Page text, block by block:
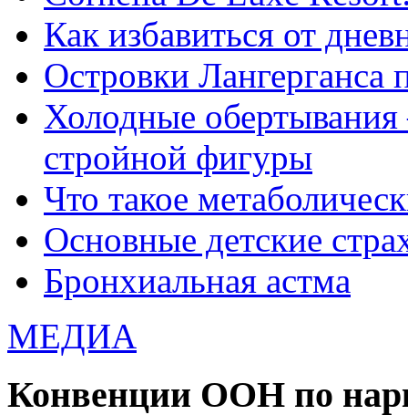
Как избавиться от
Островки
Холодные обертывания
стройной фигуры
Что такое
Основные детские
Бронхиальная астма
МЕДИА
Конвенции ООН по